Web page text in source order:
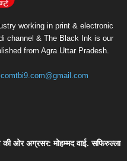
working in print & electronic
channel & The Black Ink is our
from Agra Uttar Pradesh.
ओर अग्रसर: मोहम्मद वाई. सफिरुल्ला